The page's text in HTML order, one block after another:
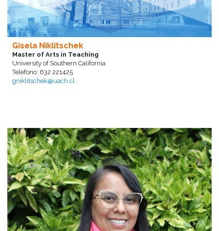
Gisela Niklitschek
Master of Arts in Teaching
University of Southern California
Teléfono: 632 221425
gniklitschek@uach.cl